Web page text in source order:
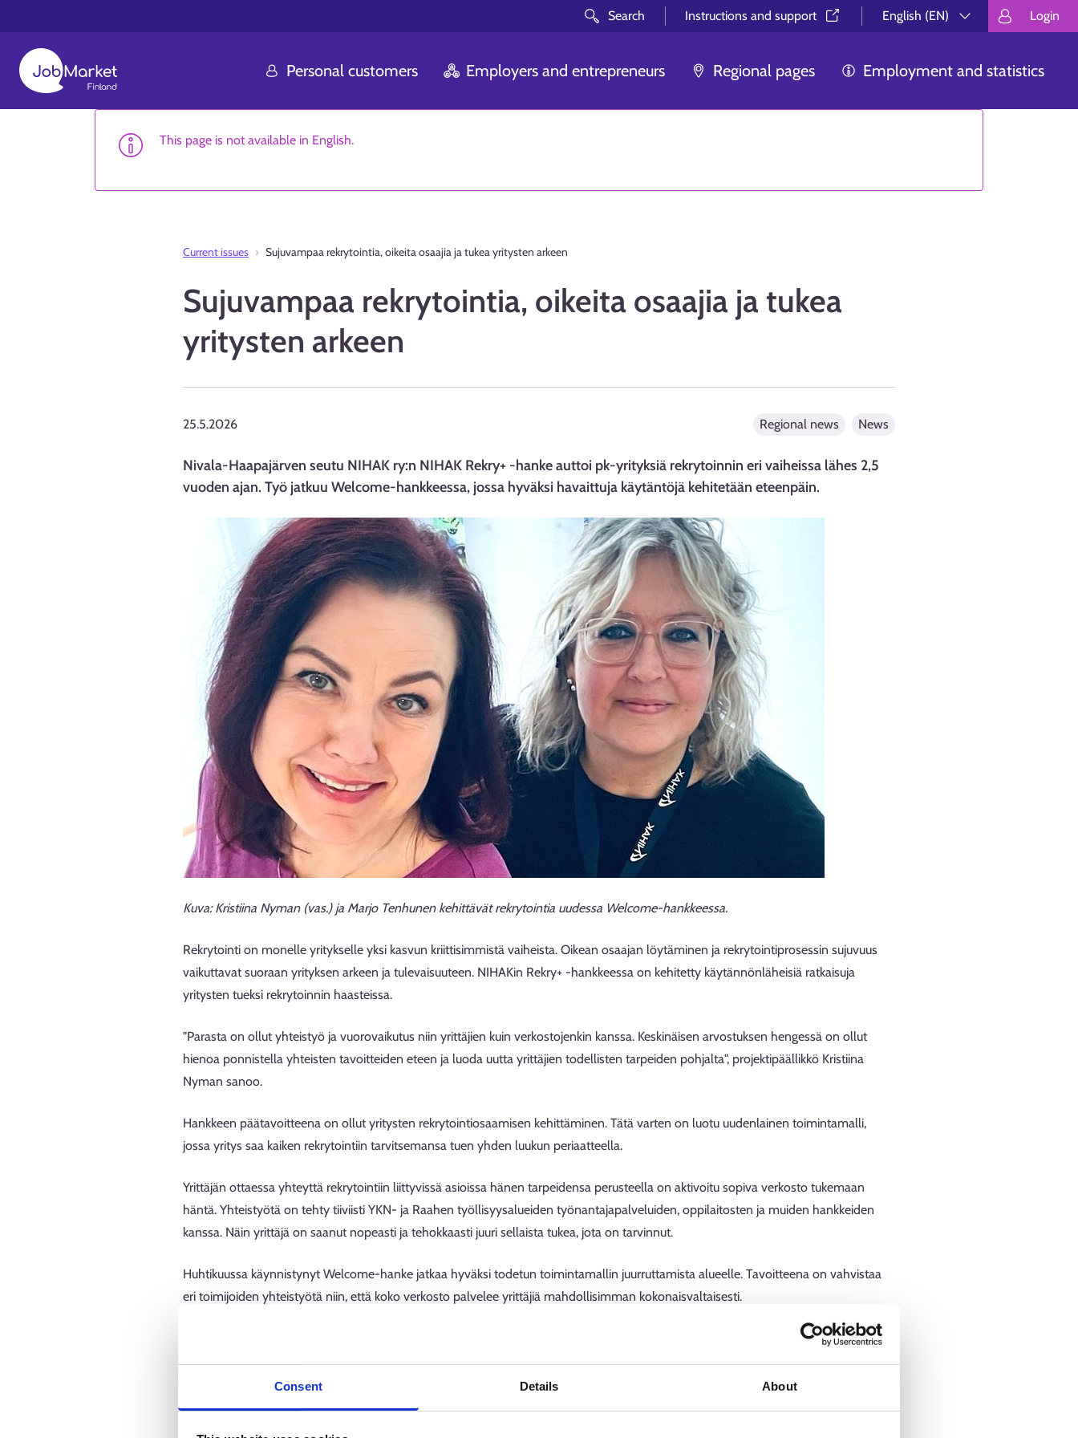
Consent Details About
Search Instructions and support⁠
English (EN)
Välj språk.
Login
Personal customers Employers and entrepreneurs Regional pages Employment and statistics
This page is not available in English.
Current issues Sujuvampaa rekrytointia, oikeita osaajia ja tukea yritysten arkeen
Sujuvampaa rekrytointia, oikeita osaajia ja tukea
yritysten arkeen
25.5.2026 Regional news News
Nivala-Haapajärven seutu NIHAK ry:n NIHAK Rekry+ -hanke auttoi pk-yrityksiä rekrytoinnin eri vaiheissa lähes 2,5
vuoden ajan. Työ jatkuu Welcome-hankkeessa, jossa hyväksi havaittuja käytäntöjä kehitetään eteenpäin.
Kuva: Kristiina Nyman (vas.) ja Marjo Tenhunen kehittävät rekrytointia uudessa Welcome-hankkeessa.
Rekrytointi on monelle yritykselle yksi kasvun kriittisimmistä vaiheista. Oikean osaajan löytäminen ja rekrytointiprosessin sujuvuus
vaikuttavat suoraan yrityksen arkeen ja tulevaisuuteen. NIHAKin Rekry+ -hankkeessa on kehitetty käytännönläheisiä ratkaisuja
yritysten tueksi rekrytoinnin haasteissa.
"Parasta on ollut yhteistyö ja vuorovaikutus niin yrittäjien kuin verkostojenkin kanssa. Keskinäisen arvostuksen hengessä on ollut
hienoa ponnistella yhteisten tavoitteiden eteen ja luoda uutta yrittäjien todellisten tarpeiden pohjalta", projektipäällikkö Kristiina
Nyman sanoo.
Hankkeen päätavoitteena on ollut yritysten rekrytointiosaamisen kehittäminen. Tätä varten on luotu uudenlainen toimintamalli,
jossa yritys saa kaiken rekrytointiin tarvitsemansa tuen yhden luukun periaatteella.
Yrittäjän ottaessa yhteyttä rekrytointiin liittyvissä asioissa hänen tarpeidensa perusteella on aktivoitu sopiva verkosto tukemaan
häntä. Yhteistyötä on tehty tiiviisti YKN- ja Raahen työllisyysalueiden työnantajapalveluiden, oppilaitosten ja muiden hankkeiden
kanssa. Näin yrittäjä on saanut nopeasti ja tehokkaasti juuri sellaista tukea, jota on tarvinnut.
Huhtikuussa käynnistynyt Welcome-hanke jatkaa hyväksi todetun toimintamallin juurruttamista alueelle. Tavoitteena on vahvistaa
eri toimijoiden yhteistyötä niin, että koko verkosto palvelee yrittäjiä mahdollisimman kokonaisvaltaisesti.
Käytännön tasolla Rekry+ on tuonut mukanaan monia arkea helpottavia ratkaisuja. Yrityksiä on tuettu rekrytointiprosessin kaikissa
vaiheissa tarpeen mukaan. Tukea on annettu esimerkiksi työpaikkailmoitusten laatimiseen, sopivien rekrytointikanavien löytämiseen